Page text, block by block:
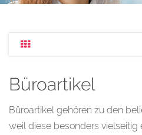
Büroartikel
Büroartikel gehören zu den
weil diese besonders vielseitig